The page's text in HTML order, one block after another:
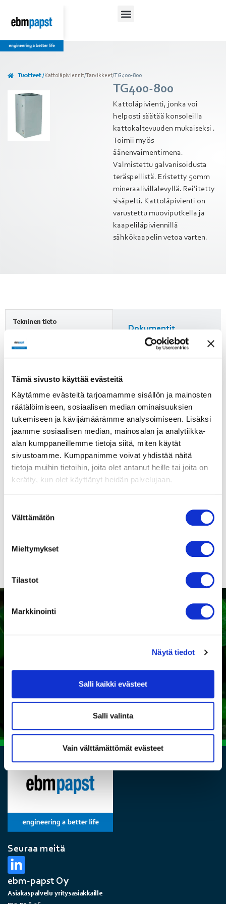
Tämä sivusto käyttää evästeitä
Käytämme evästeitä tarjoamamme sisällön ja mainosten
räätälöimiseen, sosiaalisen median ominaisuuksien
tukemiseen ja kävijämäärämme analysoimiseen. Lisäksi
jaamme sosiaalisen median, mainosalan ja analytiikka-
alan kumppaneillemme tietoja siitä, miten käytät
sivustoamme. Kumppanimme voivat yhdistää näitä
tietoja muihin tietoihin, joita olet antanut heille tai joita on
kerätty, kun olet käyttänyt heidän palvelujaan.
valinta
Välttämätön
Mieltymykset
Tilastot
Markkinointi
Näytä tiedot
Salli kaikki evästeet
Salli valinta
Vain välttämättömät evästeet
Tuotteet /Kattoläpiviennit/Tarvikkeet/TG400-800
TG400-800
Kattoläpivienti, jonka voi
helposti säätää konsoleilla
kattokaltevuuden mukaiseksi .
Toimii myös
äänenvaimentimena.
Valmistettu galvanisoidusta
teräspellistä. Eristetty 50mm
mineraalivillalevyllä. Rei’itetty
sisäpelti. Kattoläpivienti on
varustettu muoviputkella ja
kaapeliläpiviennillä
sähkökaapelin vetoa varten.
Tekninen tieto
Kuvaus
Kattoläpivienti, pituus
Paino
26 kg
4651718
Dokumentit
Mittapiirros
Lisätietoja
Huomioi ErP-direktiivi!
ErP-direktiivi ei koske alle
125 W puhaltimia. Yli 125 W
puhaltimien kohdalle on
merkitty, läpäiseekö tuote
direktiivin vaatimukset.
Kaipaatko tukea sopivan
tuotteen valintaan?
Ota yhteyttä
Seuraa meitä
ebm-papst Oy
Asiakaspalvelu yritysasiakkaille